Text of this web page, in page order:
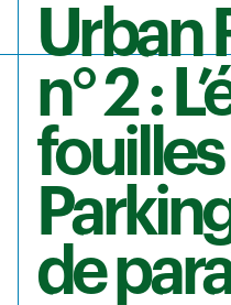
Urban
n° 2 :
de